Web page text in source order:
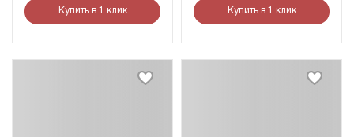
Купить в 1 клик Купить в 1 клик